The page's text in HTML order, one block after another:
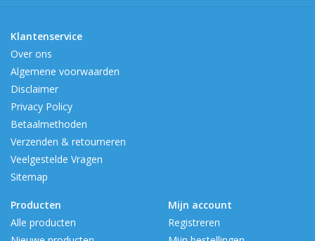
Klantenservice
Over ons
Algemene voorwaarden
Disclaimer
Privacy Policy
Betaalmethoden
Verzenden & retourneren
Veelgestelde Vragen
Sitemap
Producten
Alle producten
Mijn account
Registreren